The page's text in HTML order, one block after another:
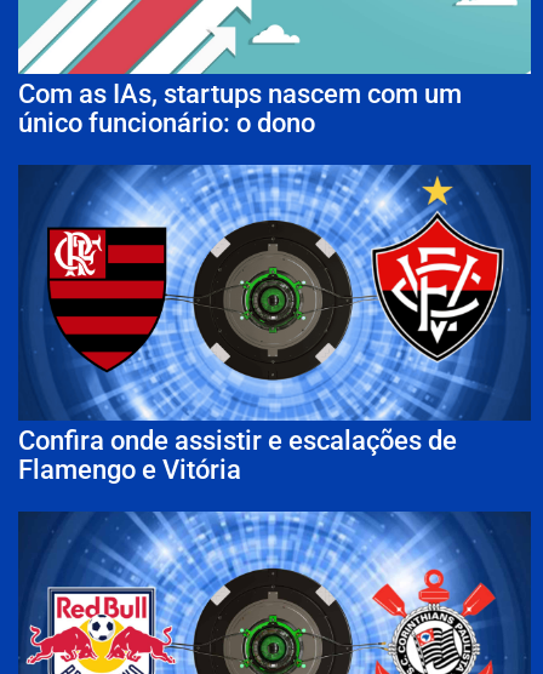
Com as IAs, startups nascem com um
único funcionário: o dono
Confira onde assistir e escalações de
Flamengo e Vitória